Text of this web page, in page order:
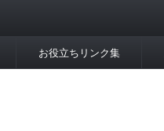
お役立ちリンク集